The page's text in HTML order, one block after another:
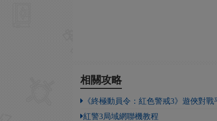
相關攻略
《終極動員令：紅色警戒3》遊俠對戰
紅警3局域網聯機教程